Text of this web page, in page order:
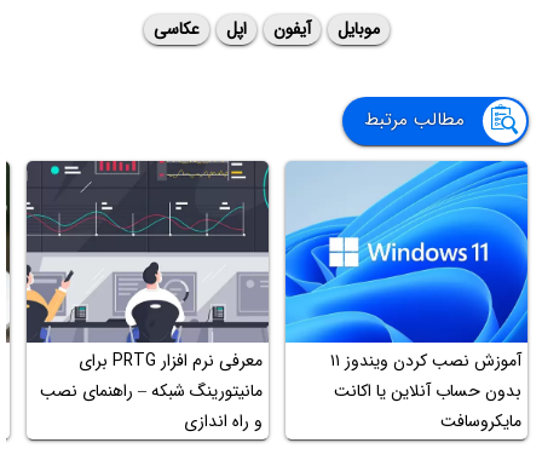
موبایل آیفون اپل عکاسی
مطالب مرتبط
آموزش نصب کردن ویندوز ۱۱
بدون حساب آنلاین یا اکانت
مایکروسافت
معرفی نرم افزار PRTG برای
مانیتورینگ شبکه – راهنمای نصب
و راه اندازی